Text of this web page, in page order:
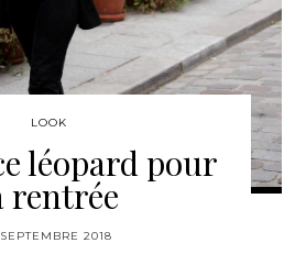
LOOK
léopard pour
rentrée
2018